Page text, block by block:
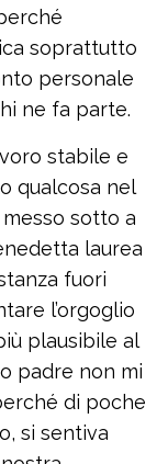
soprattutto
personale
ne fa parte.
stabile e
qualcosa nel
sotto a
laurea
fuori
l’orgoglio
plausibile al
padre non mi
di poche
si sentiva